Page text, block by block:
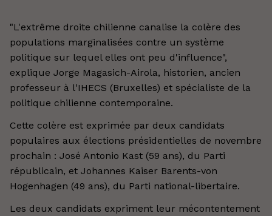
"L'extrême droite chilienne canalise la colère des
populations marginalisées contre un système
politique sur lequel elles ont peu d'influence",
explique Jorge Magasich-Airola, historien, ancien
professeur à l'IHECS (Bruxelles) et spécialiste de la
politique chilienne contemporaine.
Cette colère est exprimée par deux candidats
populaires aux élections présidentielles de novembre
prochain : José Antonio Kast (59 ans), du Parti
républicain, et Johannes Kaiser Barents-von
Hogenhagen (49 ans), du Parti national-libertaire.
Les deux candidats expriment leur mécontentement